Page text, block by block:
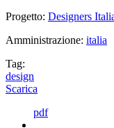
Progetto: Designers
Amministrazione: italia
Tag:
design
Scarica
pdf